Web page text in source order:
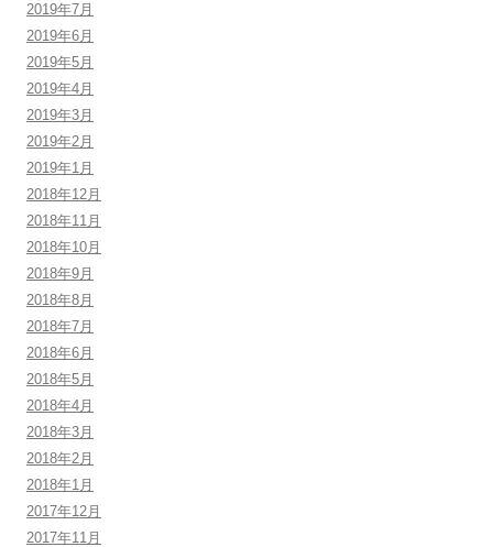
2019年7月
2019年6月
2019年5月
2019年4月
2019年3月
2019年2月
2019年1月
2018年12月
2018年11月
2018年10月
2018年9月
2018年8月
2018年7月
2018年6月
2018年5月
2018年4月
2018年3月
2018年2月
2018年1月
2017年12月
2017年11月